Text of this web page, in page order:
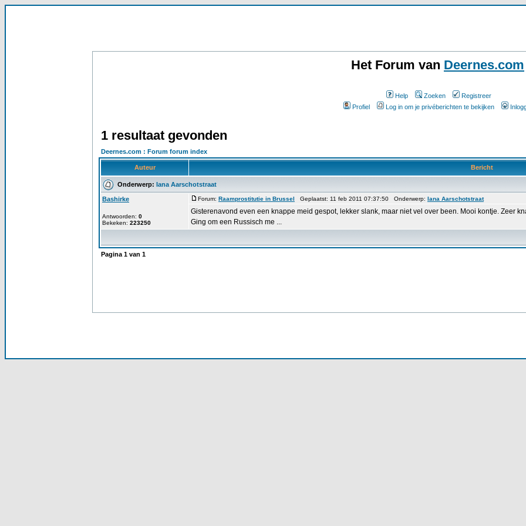
Het Forum van Deernes.com
Help Zoeken
Registreer
Profiel
Log in om je privéberichten te bekijken
1 resultaat gevonden
Deernes.com : Forum forum index
Auteur Bericht
Onderwerp: Iana Aarschotstraat
Bashirke
Antwoorden: 0
Bekeken: 223250
Forum: Raamprostitutie in Brussel Geplaatst: 11 feb 2011 07:37:50 Onderwerp: Iana Aarschotstraat
Gisterenavond even een knappe meid gespot, lekker slank, maar niet vel over been. Mooi kontje. Zeer
Ging om een Russisch me ...
Pagina 1 van 1